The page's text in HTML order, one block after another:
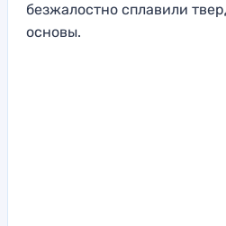
безжалостно сплавили
основы.